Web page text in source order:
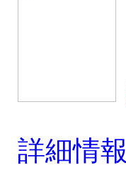
詳細情報